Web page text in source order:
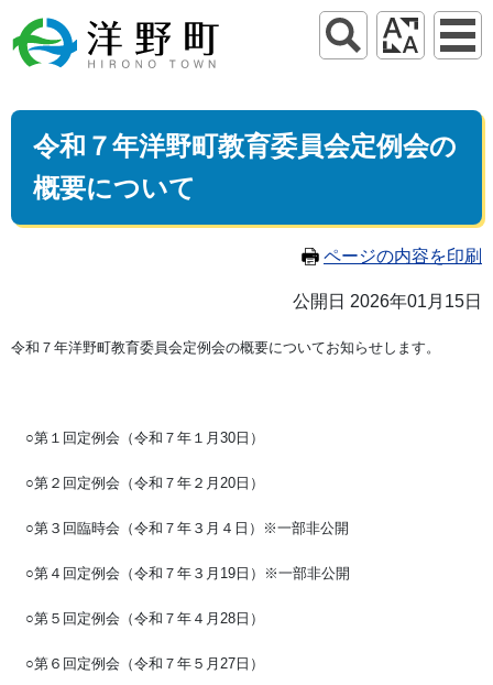
令和７年洋野町教育委員会定例会の
概要について
ページの内容を印刷
公開日 2026年01月15日
令和７年洋野町教育委員会定例会の概要についてお知らせします。
○第１回定例会（令和７年１月30日）
○第２回定例会（令和７年２月20日）
○第３回臨時会（令和７年３月４日）※一部非公開
○第４回定例会（令和７年３月19日）※一部非公開
○第５回定例会（令和７年４月28日）
○第６回定例会（令和７年５月27日）